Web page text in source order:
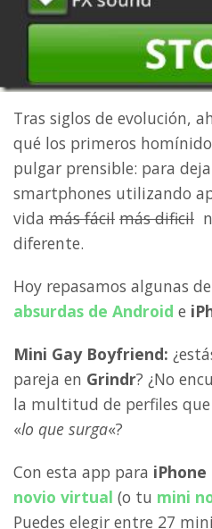
Tras siglos de evolución,
qué los primeros
pulgar prensible: para
smartphones utilizando
vida más fácil más dificil
diferente.
Hoy repasamos algunas
absurdas de Android e
Mini Gay Boyfriend:
pareja en Grindr? ¿No
la multitud de perfiles que
«lo que surga«?
Con esta app para iPhone
novio virtual (o tu mini
Puedes elegir entre 27